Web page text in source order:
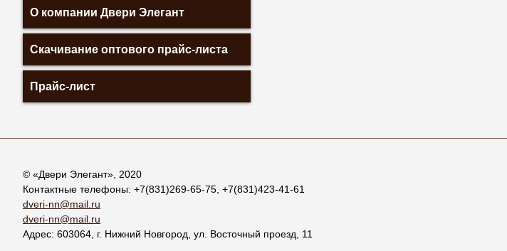
О компании Двери Элегант
Скачивание оптового прайс-листа
Прайс-лист
© «Двери Элегант», 2020
Контактные телефоны: +7(831)269-65-75 +7(831)423-41-61
dveri-nn@mail.ru
dveri-nn@mail.ru
Адрес: 603064 , г. Нижний Новгород ул. Восточный проезд, 11